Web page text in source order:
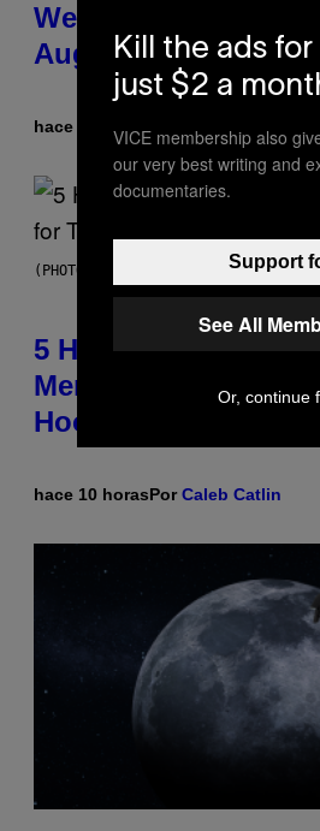
Weekly Horoscope:
August 15
hace 3 horasPor Ashley Fike
(PHOTO BY STEVE GRANITZ/WIREIMAGE)
5 Hip-Hop Songs
Memorable for Their
Hooks
hace 10 horasPorCaleb Catlin
Kill the ads for
just $2 a
VICE membership also
our very best writing and
documentaries.
Support
See All
Or, continue